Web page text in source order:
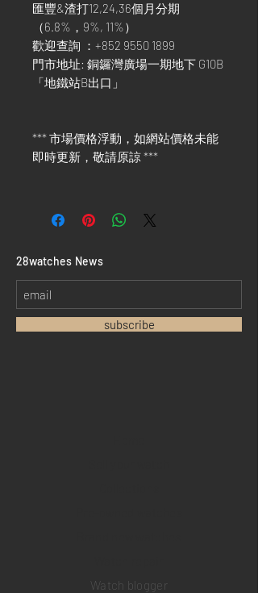
匯豐&渣打12,24,36個月分期
（6.8%，9%, 11%）
歡迎查詢 ：+852 9550 1899
門市地址: 銅鑼灣廣場一期地下 G10B
「地鐵站B出口」
*** 市場價格浮動，如網站價格未能
即時更新，敬請原諒 ***
​28watches News
subscribe
Watch blogger